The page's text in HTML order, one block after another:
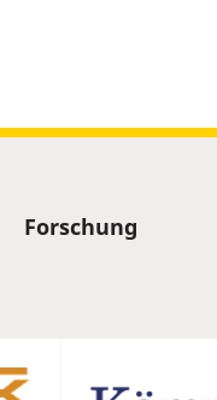
Forschung